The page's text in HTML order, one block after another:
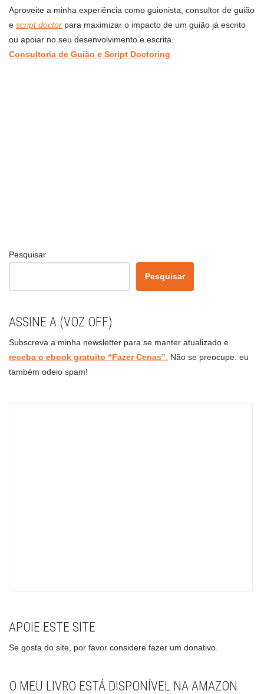
Aproveite a minha experiência como guionista, consultor de guião
e script doctor para maximizar o impacto de um guião já escrito
ou apoiar no seu desenvolvimento e escrita.
Consultoria de Guião e Script Doctoring
Pesquisar
Pesquisar
ASSINE A (VOZ OFF)
Subscreva a minha newsletter para se manter atualizado e
receba o ebook gratuito “Fazer Cenas”
Não se preocupe: eu
também odeio spam!
APOIE ESTE SITE
Se gosta do site, por favor considere fazer um donativo.
O MEU LIVRO ESTÁ DISPONÍVEL NA AMAZON